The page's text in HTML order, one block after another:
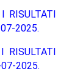
RISULTATI
2025.
RISULTATI
2025.